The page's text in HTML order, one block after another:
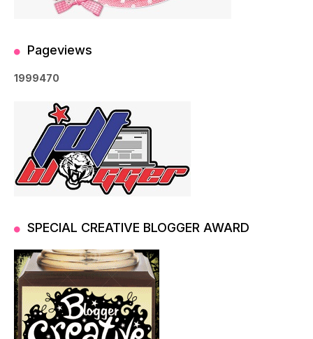
Pageviews
1999470
SPECIAL CREATIVE BLOGGER AWARD